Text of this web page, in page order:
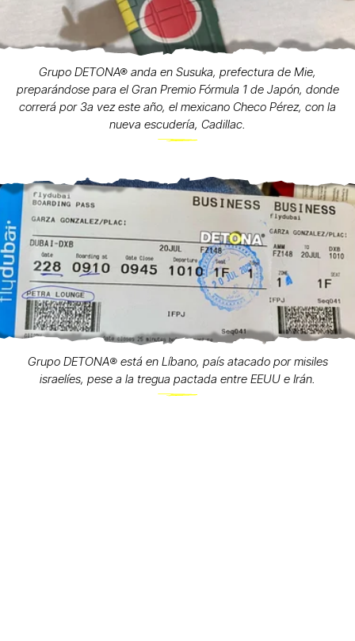
Grupo DETONA® anda en Susuka, prefectura de Mie,
preparándose para el Gran Premio Fórmula 1 de Japón, donde
correrá por 3a vez este año, el mexicano Checo Pérez, con la
nueva escudería, Cadillac.
Grupo DETONA®️ está en Líbano, país atacado por misiles
israelíes, pese a la tregua pactada entre EEUU e Irán.